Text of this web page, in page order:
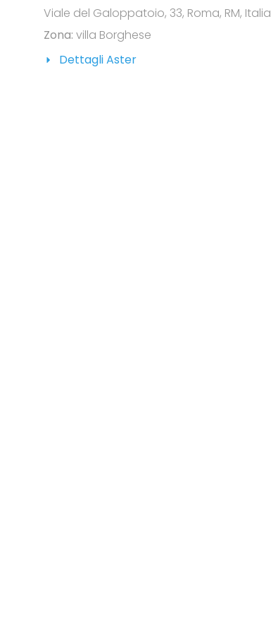
Viale del Galoppatoio, 33, Roma, RM, Italia
Zona: villa Borghese
Dettagli Aster